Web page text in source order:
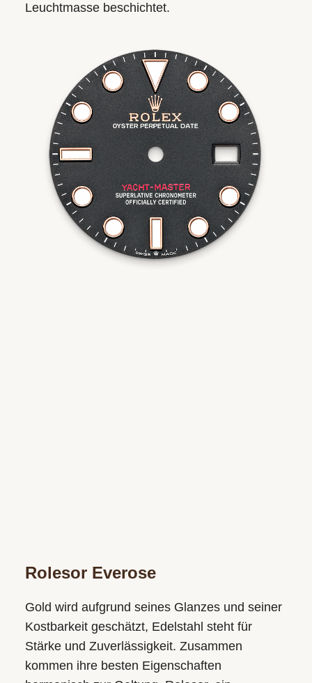
Leuchtmasse beschichtet.
Rolesor Everose
Gold wird aufgrund seines Glanzes und seiner
Kostbarkeit geschätzt, Edelstahl steht für
Stärke und Zuverlässigkeit. Zusammen
kommen ihre besten Eigenschaften